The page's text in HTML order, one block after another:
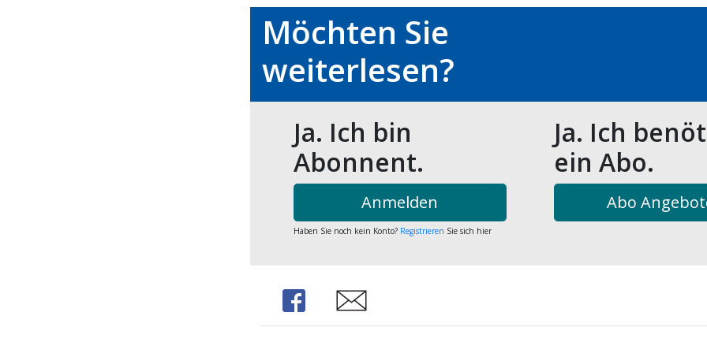
Möchten Sie
weiterlesen?
Ja. Ich bin
Abonnent.
Anmelden
Haben Sie noch kein Konto?Registrieren Sie sich hier
Ja. Ich
ein Abo.
Abo
Share Share